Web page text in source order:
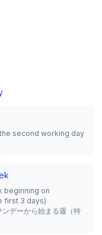
second working day
beginning on
first 3 days)
デーから始まる週（特